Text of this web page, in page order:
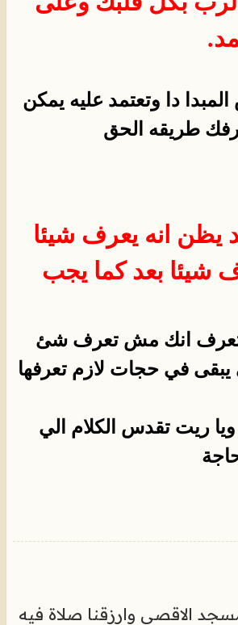
دا وتعتمد عليه يمكن
طريقه الحق
يظن انه يعرف شيئا
شيئا بعد كما يجب
انك مش تعرف شئ
في حجات لازم تعرفها
ويا ريت تقدس الكلام الي
الاقصى وارزقنا صلاة فيه